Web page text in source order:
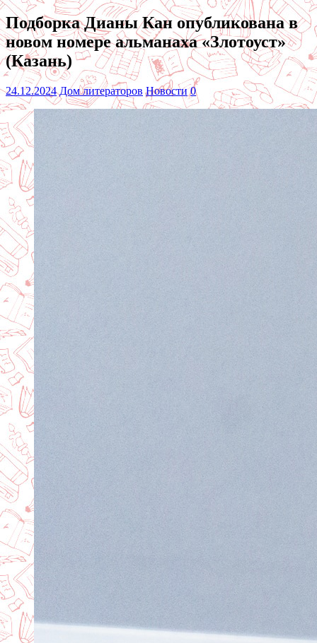
Подборка Дианы Кан опубликована в
новом номере альманаха «Злотоуст»
(Казань)
24.12.2024 Дом литераторов Новости 0